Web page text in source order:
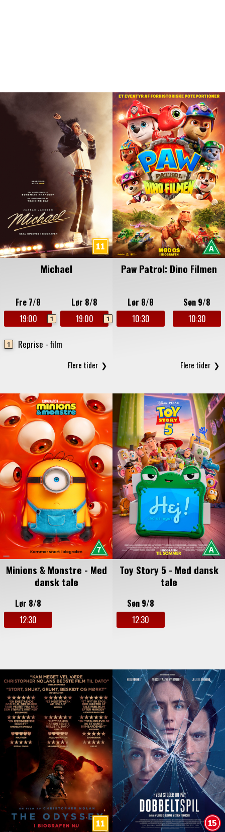
Michael
Fre 7/8
19:00
1
Lør 8/8
19:00
1
1 Reprise - film
Paw Patrol: Dino Filmen
Lør 8/8
10:30
Søn 9/8
10:30
Minions & Monstre - Med
dansk tale
Lør 8/8
12:30
Toy Story 5 - Med dansk
tale
Søn 9/8
12:30